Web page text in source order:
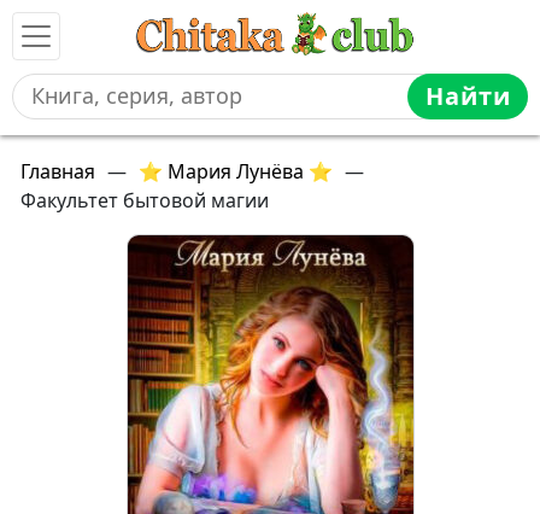
Найти
Главная — ⭐ Мария Лунёва ⭐ —
Факультет бытовой магии